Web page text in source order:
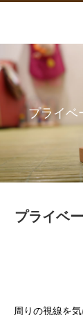
プライベ
プライベ
周りの視線を